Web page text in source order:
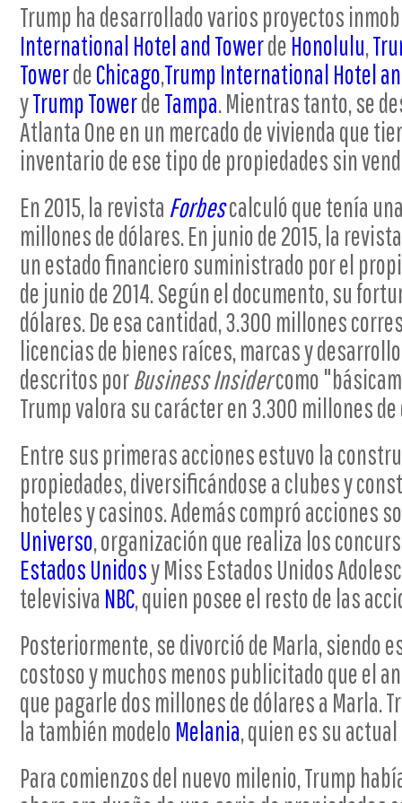
Trump ha desarrollado varios proyectos
International Hotel and Towerde Honolulu,
TowerdeChicago,Trump International Hotel
yTrump TowerdeTampa. Mientras tanto, se
Atlanta One en un mercado de vivienda que
inventario de ese tipo de propiedades sin
En 2015, la revista Forbescalculó que tenía
millones de dólares. En junio de 2015, la
un estado financiero suministrado por el
de junio de 2014. Según el documento, su
dólares. De esa cantidad, 3.300 millones
licencias de bienes raíces, marcas y
descritos porBusiness Insidercomo
Trump valora su carácter en 3.300 millones
Entre sus primeras acciones estuvo la
propiedades, diversificándose a clubes y
hoteles y casinos. Además compró acciones
Universo, organización que realiza los
Estados Unidosy Miss Estados Unidos
televisiva NBC, quien posee el resto de las
Posteriormente, se divorció de Marla, siendo
costoso y muchos menos publicitado que el
que pagarle dos millones de dólares a Marla.
la también modelo Melania, quien es su
Para comienzos del nuevo milenio, Trump